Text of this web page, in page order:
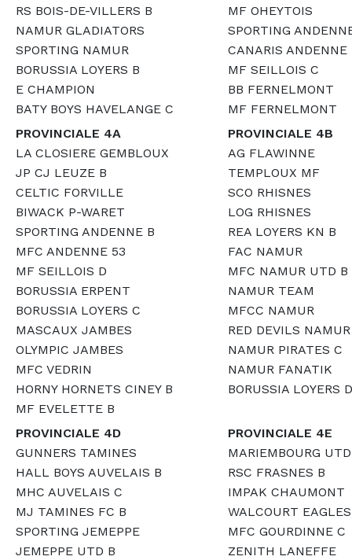
RS BOIS-DE-VILLERS B
MF OHEYTOIS
NAMUR GLADIATORS
SPORTING
SPORTING NAMUR
CANARIS ANDENNE
BORUSSIA LOYERS B
MF SEILLOIS C
E CHAMPION
BB FERNELMONT
BATY BOYS HAVELANGE C
MF FERNELMONT
PROVINCIALE 4A
PROVINCIALE 4B
LA CLOSIERE GEMBLOUX
AG FLAWINNE
JP CJ LEUZE B
TEMPLOUX MF
CELTIC FORVILLE
SCO RHISNES
BIWACK P-WARET
LOG RHISNES
SPORTING ANDENNE B
REA LOYERS KN B
MFC ANDENNE 53
FAC NAMUR
MF SEILLOIS D
MFC NAMUR UTD B
BORUSSIA ERPENT
NAMUR TEAM
BORUSSIA LOYERS C
MFCC NAMUR
MASCAUX JAMBES
RED DEVILS
OLYMPIC JAMBES
NAMUR PIRATES C
MFC VEDRIN
NAMUR FANATIK
HORNY HORNETS CINEY B
BORUSSIA LOYERS D
MF EVELETTE B
PROVINCIALE 4D
PROVINCIALE 4E
GUNNERS TAMINES
MARIEMBOURG UTD
HALL BOYS AUVELAIS B
RSC FRASNES B
MHC AUVELAIS C
IMPAK CHAUMONT
MJ TAMINES FC B
WALCOURT EAGLES
SPORTING JEMEPPE
MFC GOURDINNE C
JEMEPPE UTD B
ZENITH LANEFFE